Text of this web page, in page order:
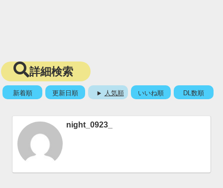
詳細検索
新着順 更新日順 人気順 いいね順 DL数順
night_0923_